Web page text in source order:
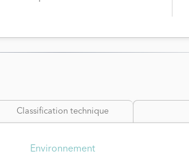
Classification technique
Environnement